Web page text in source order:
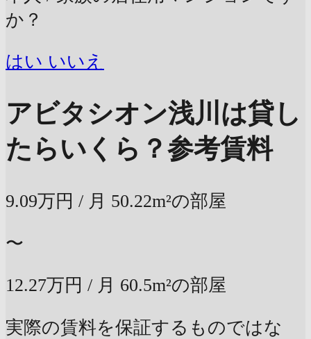
か？
はい いいえ
アビタシオン浅川は貸し
たらいくら？参考賃料
9.09万円 / 月 50.22m²の部屋
〜
12.27万円 / 月 60.5m²の部屋
実際の賃料を保証するものではな